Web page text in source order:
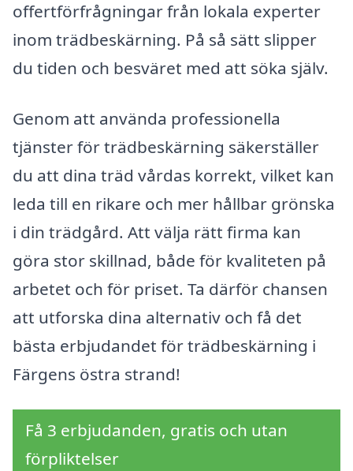
offertförfrågningar från lokala experter
inom trädbeskärning. På så sätt slipper
du tiden och besväret med att söka själv.
Genom att använda professionella
tjänster för trädbeskärning säkerställer
du att dina träd vårdas korrekt, vilket kan
leda till en rikare och mer hållbar grönska
i din trädgård. Att välja rätt firma kan
göra stor skillnad, både för kvaliteten på
arbetet och för priset. Ta därför chansen
att utforska dina alternativ och få det
bästa erbjudandet för trädbeskärning i
Färgens östra strand!
Få 3 erbjudanden, gratis och utan
förpliktelser